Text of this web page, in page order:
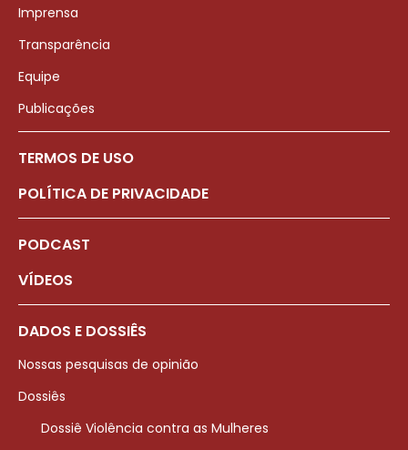
Imprensa
Transparência
Equipe
Publicações
TERMOS DE USO
POLÍTICA DE PRIVACIDADE
PODCAST
VÍDEOS
DADOS E DOSSIÊS
Nossas pesquisas de opinião
Dossiês
Dossiê Violência contra as Mulheres